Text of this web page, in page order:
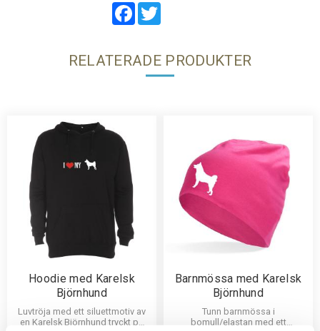
Facebook
RELATERADE PRODUKTER
Hoodie med Karelsk
Björnhund
Luvtröja med ett siluettmotiv av
en Karelsk Björnhund tryckt på
Barnmössa med Karelsk
Björnhund
Tunn barnmössa i
bomull/elastan med ett